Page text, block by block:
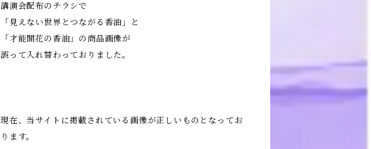
講演会配布のチラシで
「見えない世界とつながる香油」と
「才能開花の香油」の商品画像が
誤って入れ替わっておりました。
現在、当サイトに掲載されている画像が正しいものとなってお
ります。